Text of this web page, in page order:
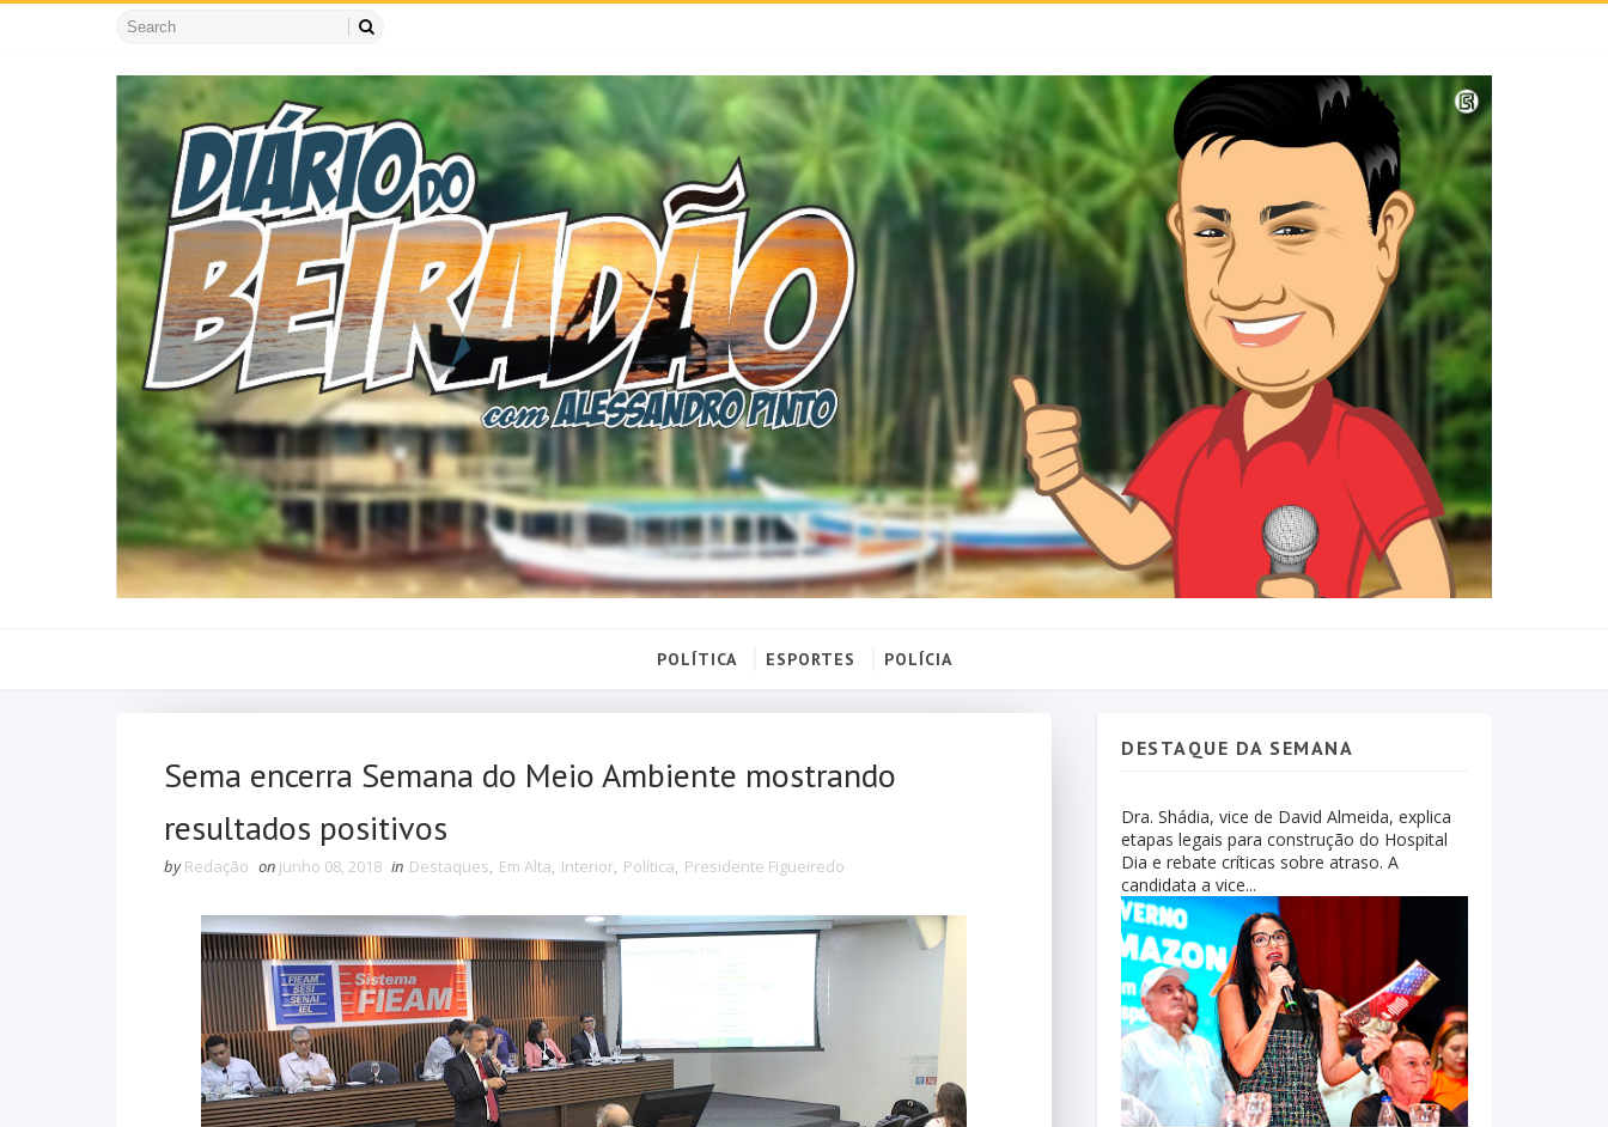
POLÍTICA ESPORTES POLÍCIA
Sema encerra Semana do Meio Ambiente mostrando
resultados positivos
by Redação on junho 08, 2018 in Destaques, Em Alta, Interior, Política, Presidente Figueiredo
DESTAQUE DA SEMANA
Dra. Shádia, vice de David Almeida, explica
etapas legais para construção do Hospital
Dia e rebate críticas sobre atraso. A
candidata a vice...